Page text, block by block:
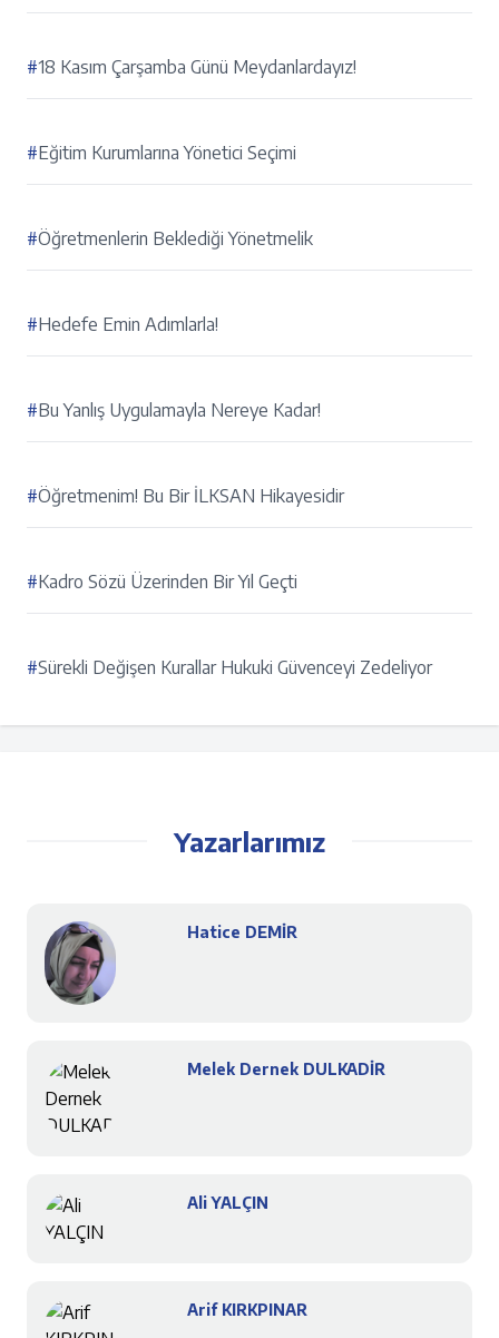
#18 Kasım Çarşamba Günü Meydanlardayız!
#Eğitim Kurumlarına Yönetici Seçimi
#Öğretmenlerin Beklediği Yönetmelik
#Hedefe Emin Adımlarla!
#Bu Yanlış Uygulamayla Nereye Kadar!
#Öğretmenim! Bu Bir İLKSAN Hikayesidir
#Kadro Sözü Üzerinden Bir Yıl Geçti
#Sürekli Değişen Kurallar Hukuki Güvenceyi Zedeliyor
Yazarlarımız
Hatice DEMİR
Melek Dernek DULKADİR
Ali YALÇIN
Arif KIRKPINAR